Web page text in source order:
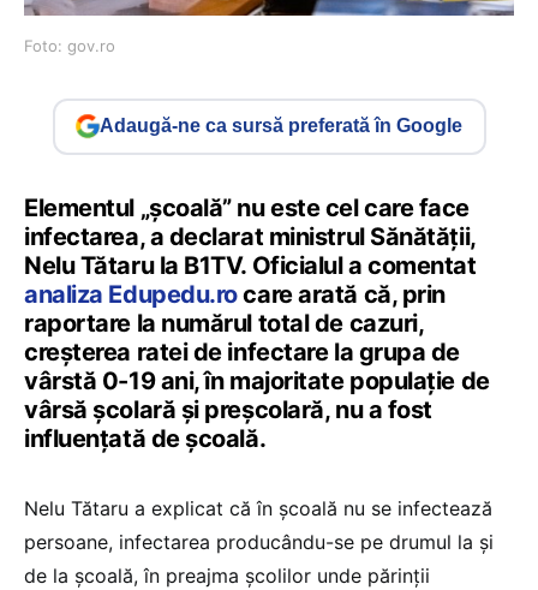
Foto: gov.ro
Adaugă-ne ca sursă preferată în Google
Elementul „școală” nu este cel care face
infectarea, a declarat ministrul Sănătății,
Nelu Tătaru la B1TV. Oficialul a comentat
analiza Edupedu.rocare arată că, prin
raportare la numărul total de cazuri,
creșterea ratei de infectare la grupa de
vârstă 0-19 ani, în majoritate populație de
vârsă școlară și preșcolară, nu a fost
influențată de școală.
Nelu Tătaru a explicat că în școală nu se infectează
persoane, infectarea producându-se pe drumul la și
de la școală, în preajma școlilor unde părinții